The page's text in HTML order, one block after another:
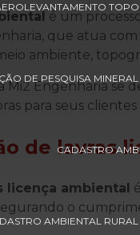
DE PESQUISA MINERAL
CADASTRO
AMBIENTAL
é um
que atua
ambiente,
Mi2 Engenharia
para seus clientes
de lavras
licença ambiental
o